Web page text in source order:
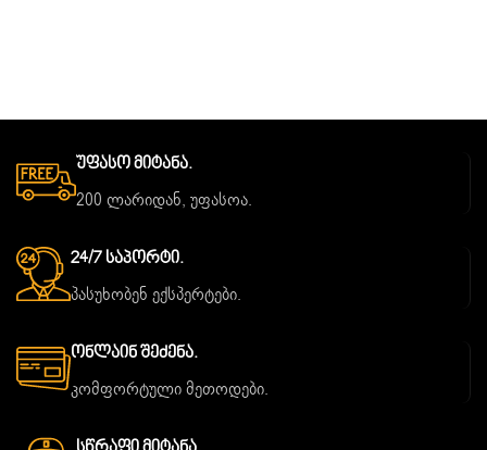
Უფასო Მიტანა.
200 ლარიდან, უფასოა.
24/7 Საპორტი.
პასუხობენ ექსპერტები.
Ონლაინ Შეძენა.
კომფორტული მეთოდები.